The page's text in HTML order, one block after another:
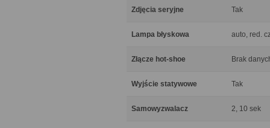
Zdjęcia seryjne Tak
Lampa błyskowa auto, red.
Złącze hot-shoe Brak
Wyjście statywowe Tak
Samowyzwalacz 2, 10 sek